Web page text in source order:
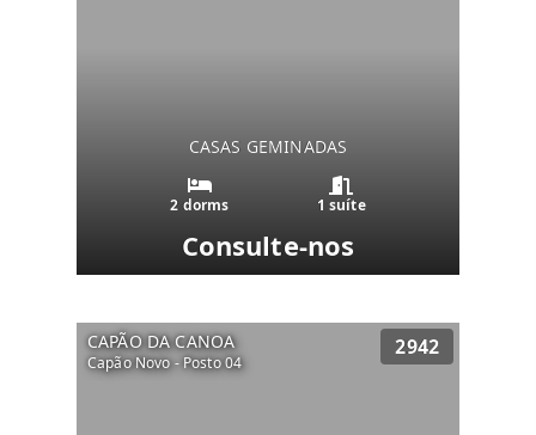
CASAS GEMINADAS
2 dorms 1 suíte
Consulte-nos
CAPÃO DA CANOA
Capão Novo - Posto 04
2942